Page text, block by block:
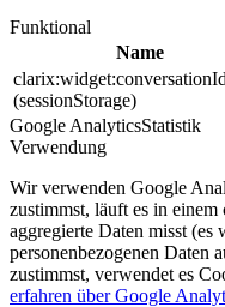
Funktional
Name
(sessionStorage)
Google AnalyticsStatistik
Verwendung
Wir verwenden Google
zustimmst, läuft es in
aggregierte Daten misst (es
personenbezogenen Daten
zustimmst, verwendet es
erfahren über Google